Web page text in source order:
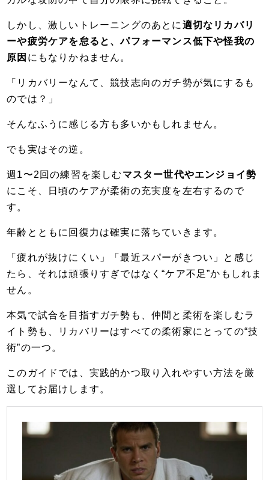
しかし、激しいトレーニングのあとに 適切なリカバリ
ーや疲労ケアを怠ると、パフォーマンス低下や怪我の
原因 にもなりかねません。
「リカバリーなんて、競技志向のガチ勢が気にするも
のでは？」
そんなふうに感じる方も多いかもしれません。
でも実はその逆。
週1〜2回の練習を楽しむ マスター世代やエンジョイ勢
にこそ、日頃のケアが柔術の充実度を左右するので
す。
年齢とともに回復力は確実に落ちていきます。
「疲れが抜けにくい」「最近スパーがきつい」と感じ
たら、それは頑張りすぎではなく“ケア不足”かもしれま
せん。
本気で試合を目指すガチ勢も、仲間と柔術を楽しむラ
イト勢も、リカバリーはすべての柔術家にとっての“技
術”の一つ。
このガイドでは、実践的かつ取り入れやすい方法を厳
選してお届けします。